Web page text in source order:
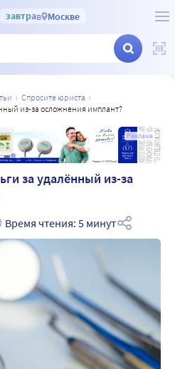
завтрав Москве
спросите юриста
из-за осложнения имплант?
Реклама
за удалённый из-за
Время чтения: 5 минут